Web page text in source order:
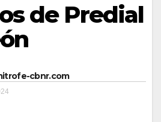
de Predial
cbnr.com